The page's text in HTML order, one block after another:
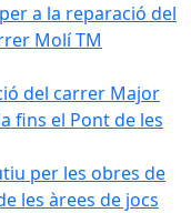
a la reparació del
Molí TM
del carrer Major
fins el Pont de les
per les obres de
les àrees de jocs